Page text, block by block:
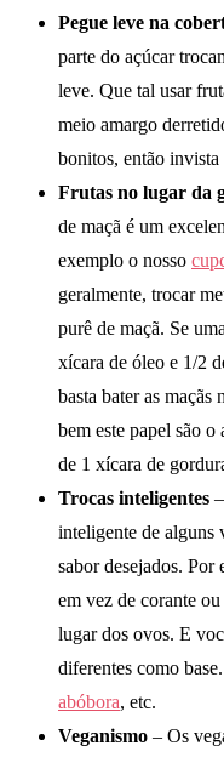
Pegue leve na
parte do açúcar
leve. Que tal usar
meio amargo
bonitos, então
Frutas no lugar da
de maçã é um
exemplo o nosso
geralmente, trocar
purê de maçã. Se
xícara de óleo e 1/2
basta bater as
bem este papel são o
de 1 xícara de
Trocas inteligentes
inteligente de alguns
sabor desejados. Por
em vez de corante
lugar dos ovos. E
diferentes como
abóbora, etc.
Veganismo – Os